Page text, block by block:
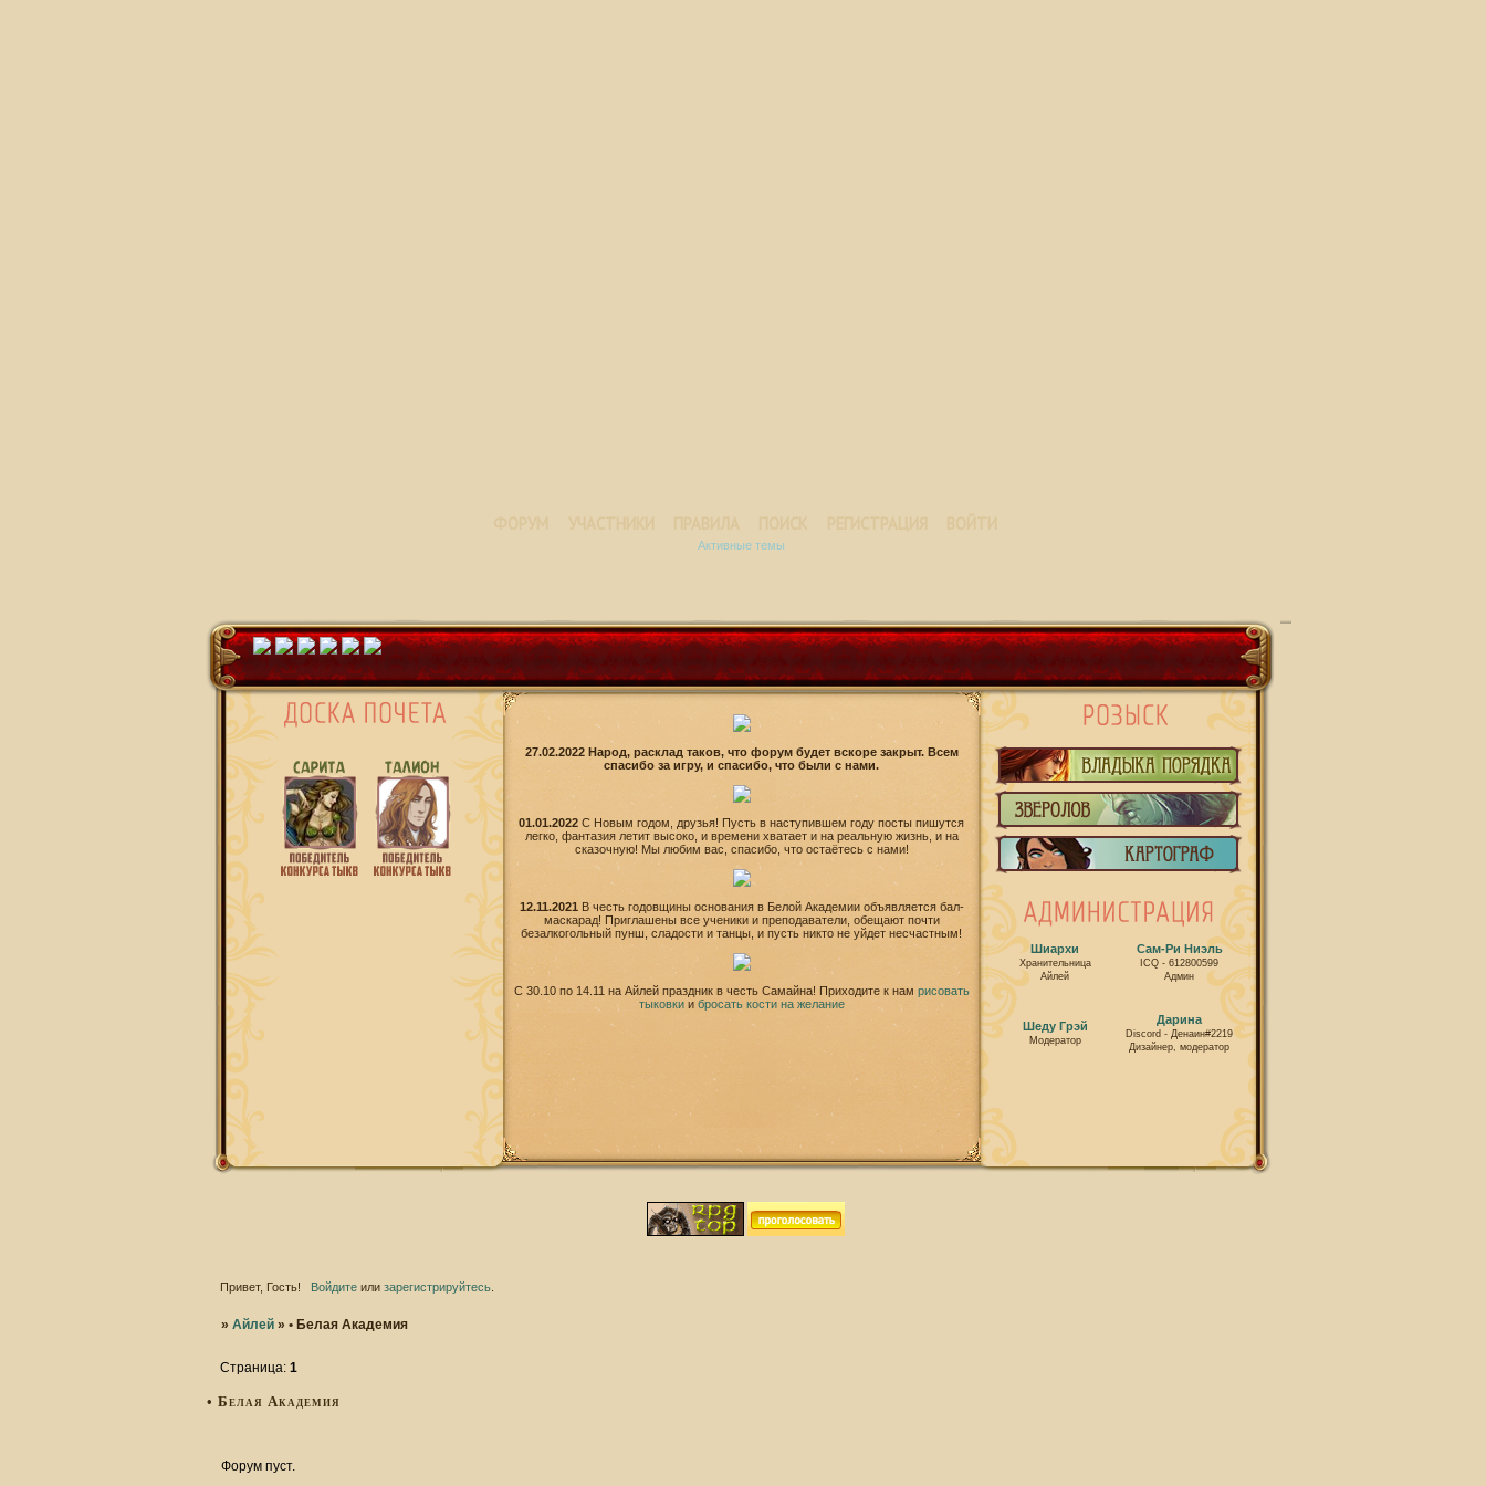
Активные темы
27.02.2022 Народ, расклад таков, что форум будет вскоре закрыт. Всем
спасибо за игру, и спасибо, что были с нами.
01.01.2022 С Новым годом, друзья! Пусть в наступившем году посты пишутся
легко, фантазия летит высоко, и времени хватает и на реальную жизнь, и на
сказочную! Мы любим вас, спасибо, что остаётесь с нами!
12.11.2021
В честь годовщины основания в Белой Академии объявляется бал-
маскарад! Приглашены все ученики и преподаватели, обещают почти
безалкогольный пунш, сладости и танцы, и пусть никто не уйдет несчастным!
С 30.10 по 14.11 на Айлей праздник в честь Самайна! Приходите к нам рисовать
тыковкии бросать кости на желание
Шиархи
Хранительница
Айлей
Сам-Ри Ниэль
ICQ - 612800599
Админ
Шеду Грэй
Модератор
Дарина
Discord - Денаин#2219
Дизайнер, модератор
Привет, Гость! Войдитеили зарегистрируйтесь.
»Айлей »• Белая Академия
• Белая Академия
Страница:1
Форум пуст.